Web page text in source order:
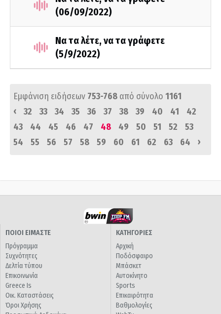
(06/09/2022)
Να τα λέτε, να τα γράφετε
(5/9/2022)
Εμφάνιση ειδήσεων 753-768 από σύνολο 1161
‹
32 33 34 35 36 37 38 39 40 41
42
43
44 45 46 47 48 49 50 51 52
53
54
55 56 57 58 59 60 61 62 63 64 ›
ΠΟΙΟΙ ΕΙΜΑΣΤΕ
Πρόγραμμα
Συχνότητες
Δελτία τύπου
Επικοινωνία
Greece Is
Οικ. Καταστάσεις
Όροι Χρήσης
ΚΑΤΗΓΟΡΙΕΣ
Αρχική
Ποδόσφαιρο
Μπάσκετ
Αυτοκίνητο
Sports
Επικαιρότητα
Βαθμολογίες